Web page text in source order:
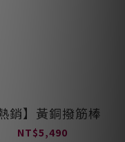
熱銷】黃銅撥筋棒
NT$5,490